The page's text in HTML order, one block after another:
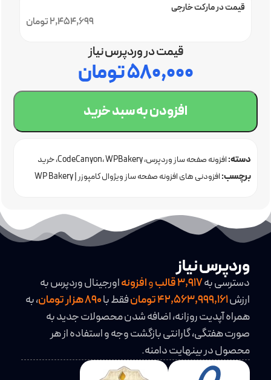
2,454,699 تومان
قیمت در مارکت خارجی
قیمت در وردپرس نیاز
۵۸۰,۰۰۰تومان
افزودن به سبد خرید
دسته:افزونه صفحه ساز وردپرس CodeCanyon WPBakery
خرید
افزونه وردپرس
برچسب:
افزودنی های افزونه صفحه ساز ویژوال کامپوزر | WP Bakery
وردپرس نیاز
دسترسی به3,917قالبوافزونهاورجینال وردپرس به
ارزش42,563,999,161 تومان فقط با
، به
همراه آپدیت روزانه، اضافه شدن محصولات جدید به
صورت هفتگی، گارانتی بازگشت وجه و استفاده از هر
محصول در بینهایت دامنه.